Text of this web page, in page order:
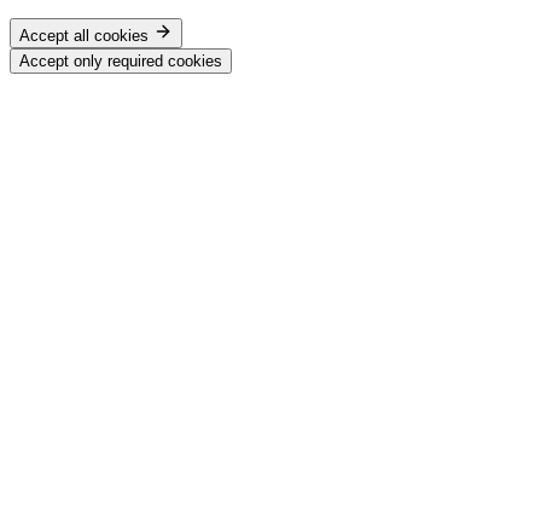
Accept all cookies
Accept only required cookies